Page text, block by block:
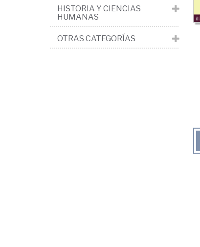
HISTORIA Y CIENCIAS
HUMANAS
OTRAS CATEGORÍAS